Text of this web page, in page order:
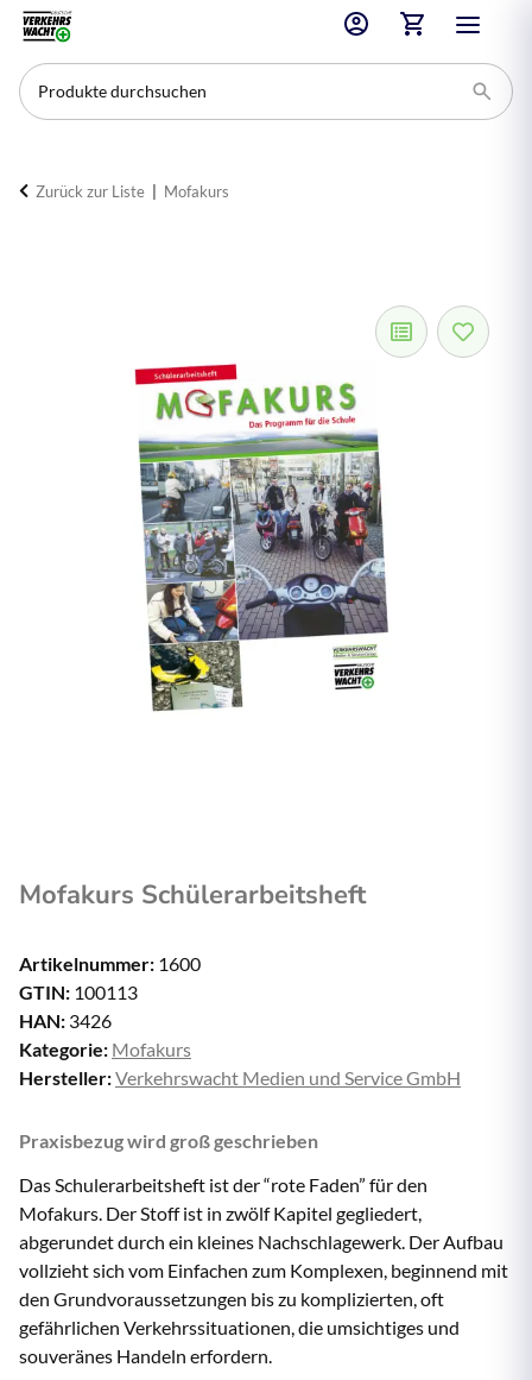
Zurück zur Liste Mofakurs
Mofakurs Schülerarbeitsheft
Artikelnummer: 1600
GTIN: 100113
HAN: 3426
Kategorie: Mofakurs
Hersteller:Verkehrswacht Medien und Service GmbH
Praxisbezug wird groß geschrieben
Das Schulerarbeitsheft ist der “rote Faden” für den
Mofakurs. Der Stoff ist in zwölf Kapitel gegliedert,
abgerundet durch ein kleines Nachschlagewerk. Der Aufbau
vollzieht sich vom Einfachen zum Komplexen, beginnend mit
den Grundvoraussetzungen bis zu komplizierten, oft
gefährlichen Verkehrssituationen, die umsichtiges und
souveränes Handeln erfordern.